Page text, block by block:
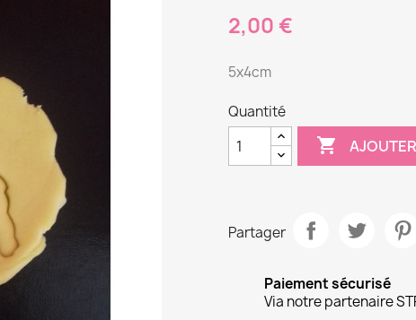
2,00 €
5x4cm
Quantité

Partager
Paiement sécurisé
Via notre partenaire